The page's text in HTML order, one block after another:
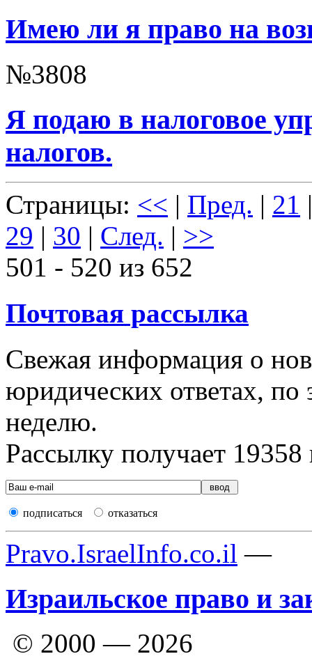
Имею ли я право на
№3808
Я подаю в налоговое
налогов.
Страницы: << | Пред. | 21
29 | 30 | След. | >>
501 - 520 из 652
Почтовая рассылка
Свежая информация о
юридических ответах, по
неделю.
Рассылку получает 19358
подписаться отказаться
Pravo.IsraelInfo.co.il —
Израильское право и
© 2000 — 2026